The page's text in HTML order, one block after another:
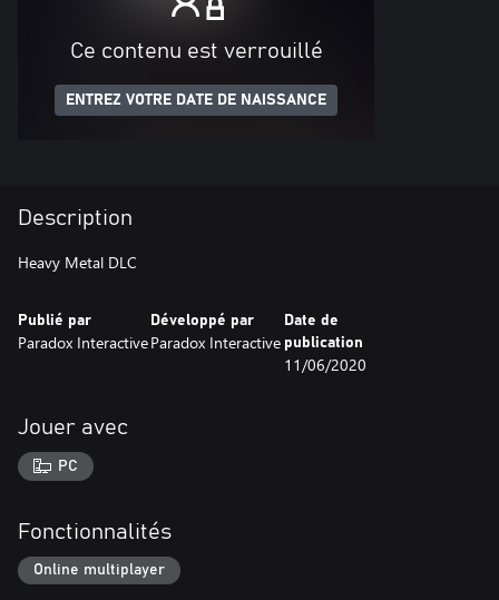
Ce contenu est verrouillé
ENTREZ VOTRE DATE DE NAISSANCE
Description
Heavy Metal DLC
Publié par
Paradox Interactive
Développé par
Paradox Interactive
Date de
publication
11/06/2020
Jouer avec
PC
Fonctionnalités
Online multiplayer